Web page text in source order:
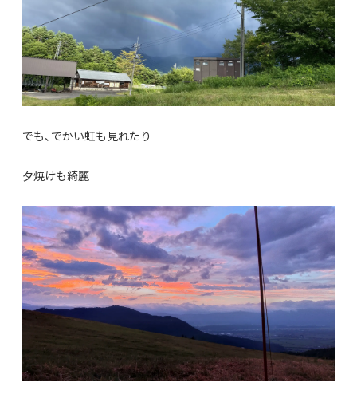
でも、でかい虹も見れたり
夕焼けも綺麗